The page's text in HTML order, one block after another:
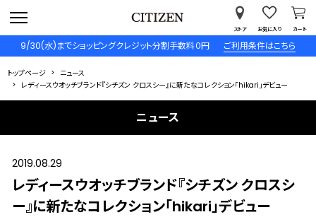
9/30(水)までショッピングクレジット分割手数料０円 ご利用条件はこちら
ストア お気に入り カート
トップページ
ニュース
レディースウオッチブランド『シチズン クロスシー』に新たなコレクション「hikari」デビュー
ニュース
2019.08.29
レディースウオッチブランド『シチズン クロスシ
ー』に新たなコレクション「hikari」デビュー